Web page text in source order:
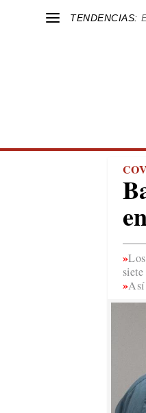
TENDENCIAS: